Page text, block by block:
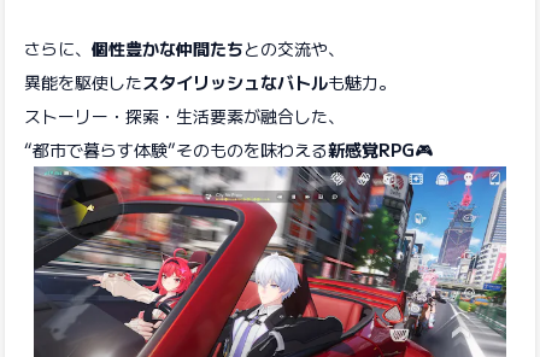
さらに、 個性豊かな仲間たちとの交流や、
異能を駆使したスタイリッシュなバトルも魅力。
ストーリー・探索・生活要素が融合した、
“都市で暮らす体験”そのものを味わえる新感覚RPG🎮